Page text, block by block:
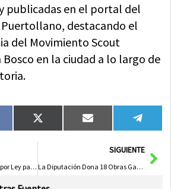
publicadas en el portal del
destacando el
del Movimiento Scout
Bosco en la ciudad a lo largo de
Compartir
en
X
(Twitter)
Compartir
en
Email
en
Propietarios Protegidos por Ley para Instalación de Placas Solares
SIGUIENTE
La Diputación Dona 18 Obras Galardonadas al Museo Municipal en Apoyo al 44º Concurso Regional de Cuchillería